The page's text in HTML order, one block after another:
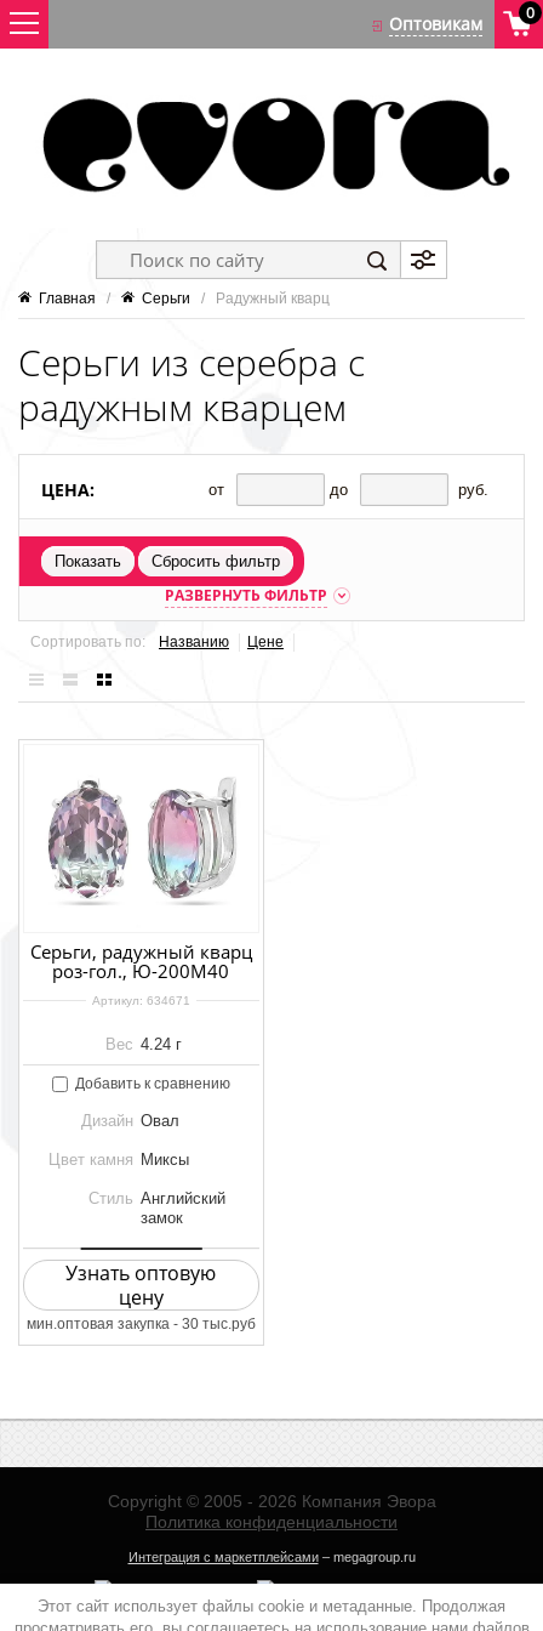
Этот сайт использует файлы cookie и метаданные. Продолжая
0
Главная / Серьги /   Радужный кварц
Серьги из серебра с
радужным кварцем
ЦЕНА: от до руб.
Показать Сбросить фильтр
РАЗВЕРНУТЬ ФИЛЬТР
Сортировать по: Названию Цене
Серьги, радужный кварц
роз-гол., Ю-200М40
Артикул: 634671
Вес 4.24 г
Добавить к сравнению
Дизайн Овал
Цвет камня Миксы
Стиль Английский
замок
Узнать оптовую
цену
мин.оптовая закупка - 30 тыс.руб
Copyright © 2005 - 2026 Компания Эвора
Политика конфиденциальности
Интеграция с маркетплейсами– megagroup.ru